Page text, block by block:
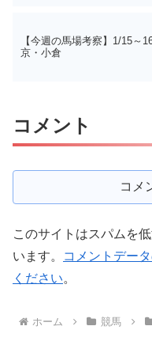
【今週の馬場考察】1/15～
京・小倉
コメント
コメ
このサイトはスパムを
います。
コメントデー
ください。
ホーム 競馬